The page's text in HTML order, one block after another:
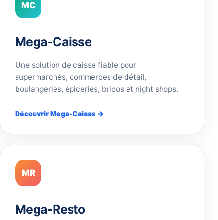
MC
Mega-Caisse
Une solution de caisse fiable pour
supermarchés, commerces de détail,
boulangeries, épiceries, bricos et night shops.
Découvrir Mega-Caisse →
MR
Mega-Resto